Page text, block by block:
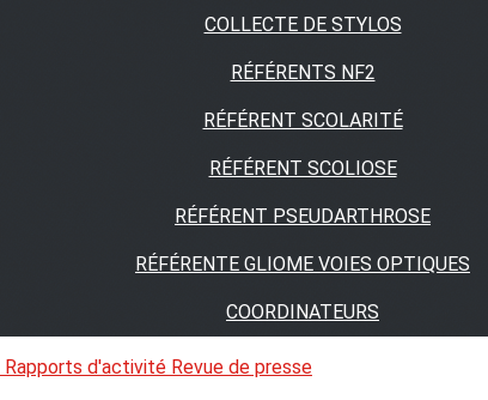
COLLECTE DE STYLOS
RÉFÉRENTS NF2
RÉFÉRENT SCOLARITÉ
RÉFÉRENT SCOLIOSE
RÉFÉRENT PSEUDARTHROSE
RÉFÉRENTE GLIOME VOIES OPTIQUES
COORDINATEURS
Rapports d'activité Revue de presse